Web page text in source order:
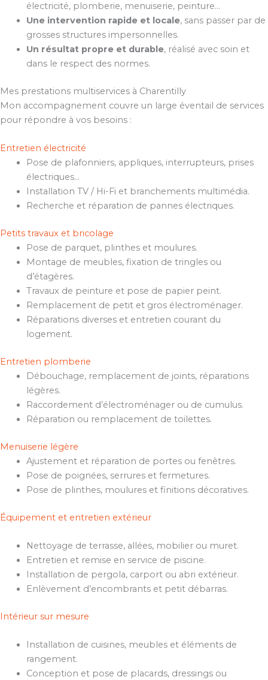
électricité, plomberie, menuiserie, peinture…
Une intervention rapide et locale, sans passer par de
grosses structures impersonnelles.
Un résultat propre et durable, réalisé avec soin et
dans le respect des normes.
Mes prestations multiservices à Charentilly
Mon accompagnement couvre un large éventail de services
pour répondre à vos besoins :
Entretien électricité
Pose de plafonniers, appliques, interrupteurs, prises
électriques…
Installation TV / Hi-Fi et branchements multimédia.
Recherche et réparation de pannes électriques.
Petits travaux et bricolage
Pose de parquet, plinthes et moulures.
Montage de meubles, fixation de tringles ou
d’étagères.
Travaux de peinture et pose de papier peint.
Remplacement de petit et gros électroménager.
Réparations diverses et entretien courant du
logement.
Entretien plomberie
Débouchage, remplacement de joints, réparations
légères.
Raccordement d’électroménager ou de cumulus.
Réparation ou remplacement de toilettes.
Menuiserie légère
Ajustement et réparation de portes ou fenêtres.
Pose de poignées, serrures et fermetures.
Pose de plinthes, moulures et finitions décoratives.
Équipement et entretien extérieur
Nettoyage de terrasse, allées, mobilier ou muret.
Entretien et remise en service de piscine.
Installation de pergola, carport ou abri extérieur.
Enlèvement d’encombrants et petit débarras.
Intérieur sur mesure
Installation de cuisines, meubles et éléments de
rangement.
Conception et pose de placards, dressings ou